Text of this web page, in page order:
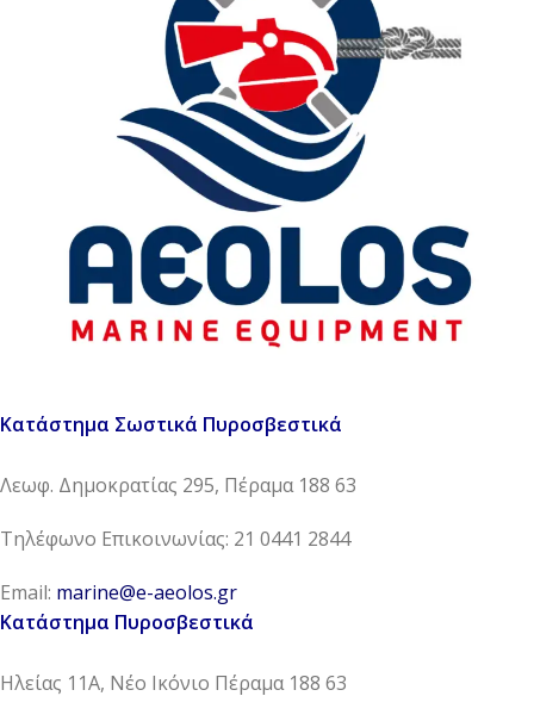
Κατάστημα Σωστικά Πυροσβεστικά
Λεωφ. Δημοκρατίας 295, Πέραμα 188 63
Τηλέφωνο Επικοινωνίας: 21 0441 2844
Email: marine@e-aeolos.gr
Κατάστημα Πυροσβεστικά
Ηλείας 11Α, Νέο Ικόνιο Πέραμα 188 63